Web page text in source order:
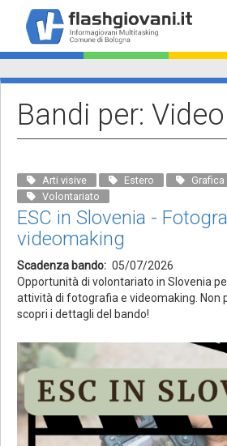
contenuto
principale
Bandi per: Video
Arti visive Estero Grafica
Volontariato
ESC in Slovenia -
videomaking
Scadenza bando
05/07/2026
Opportunità di volontariato in Slovenia
attività di fotografia e videomaking. Non
scopri i dettagli del bando!